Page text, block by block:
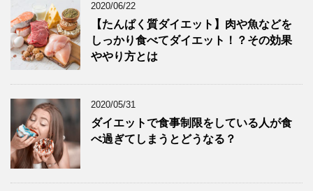
2020/06/22
【たんぱく質ダイエット】肉や魚などを
しっかり食べてダイエット！？その効果
ややり方とは
2020/05/31
ダイエットで食事制限をしている人が食
べ過ぎてしまうとどうなる？